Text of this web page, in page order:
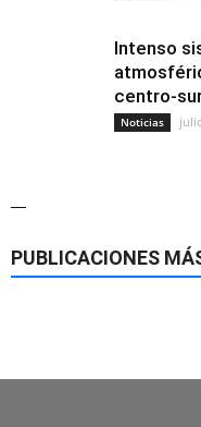
Intenso
centro-
Noticias
—
PUBLICACIONES